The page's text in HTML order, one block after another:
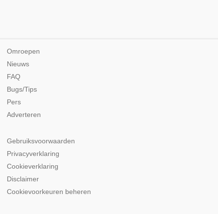
Omroepen
Nieuws
FAQ
Bugs/Tips
Pers
Adverteren
Gebruiksvoorwaarden
Privacyverklaring
Cookieverklaring
Disclaimer
Cookievoorkeuren beheren